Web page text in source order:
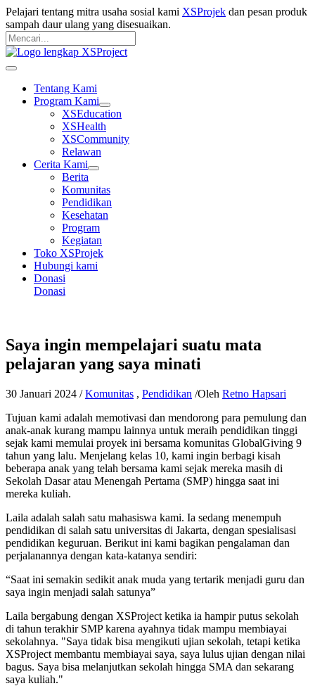
Langsung
ke
konten
Pelajari tentang mitra usaha sosial kami XSProjek dan pesan produk
sampah daur ulang yang disesuaikan.
Pencarian
untuk:
Mencari
Main
Tentang Kami
Program Kami
XSEducation
XSHealth
XSCommunity
Relawan
Cerita Kami
Berita
Komunitas
Pendidikan
Kesehatan
Program
Kegiatan
Toko XSProjek
Hubungi kami
Donasi
Donasi
Saya ingin mempelajari suatu mata
pelajaran yang saya minati
30 Januari 2024 /Komunitas , Pendidikan /Oleh Retno Hapsari
Tujuan kami adalah memotivasi dan mendorong para pemulung dan
anak-anak kurang mampu lainnya untuk meraih pendidikan tinggi
sejak kami memulai proyek ini bersama komunitas GlobalGiving 9
tahun yang lalu. Menjelang kelas 10, kami ingin berbagi kisah
beberapa anak yang telah bersama kami sejak mereka masih di
Sekolah Dasar atau Menengah Pertama (SMP) hingga saat ini
mereka kuliah.
Laila adalah salah satu mahasiswa kami. Ia sedang menempuh
pendidikan di salah satu universitas di Jakarta, dengan spesialisasi
pendidikan keguruan. Berikut ini kami bagikan pengalaman dan
perjalanannya dengan kata-katanya sendiri:
“Saat ini semakin sedikit anak muda yang tertarik menjadi guru dan
saya ingin menjadi salah satunya”
Laila bergabung dengan XSProject ketika ia hampir putus sekolah
di tahun terakhir SMP karena ayahnya tidak mampu membiayai
sekolahnya. "Saya tidak bisa mengikuti ujian sekolah, tetapi ketika
XSProject membantu membiayai saya, saya lulus ujian dengan nilai
bagus. Saya bisa melanjutkan sekolah hingga SMA dan sekarang
saya kuliah."